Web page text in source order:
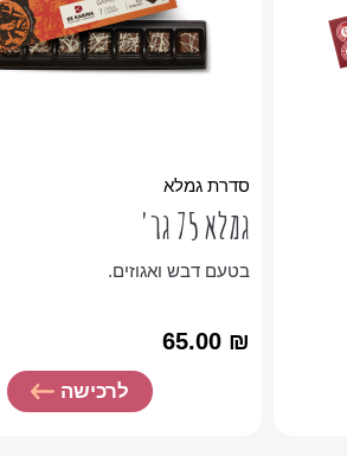
סדרת גמלא
גמלא 75 גר'
בטעם דבש ואגוזים.
65.00 ₪
לרכישה